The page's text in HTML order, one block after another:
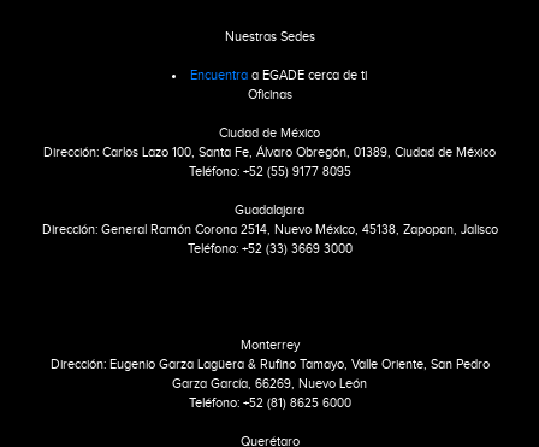
Nuestras Sedes
Encuentra a EGADE cerca de ti
Oficinas
Ciudad de México
Dirección: Carlos Lazo 100, Santa Fe, Álvaro Obregón, 01389, Ciudad de México
Teléfono: +52 (55) 9177 8095
Guadalajara
Dirección: General Ramón Corona 2514, Nuevo México, 45138, Zapopan, Jalisco
Teléfono: +52 (33) 3669 3000
Monterrey
Dirección: Eugenio Garza Lagüera & Rufino Tamayo, Valle Oriente, San Pedro
Garza García, 66269, Nuevo León
Teléfono: +52 (81) 8625 6000
Querétaro